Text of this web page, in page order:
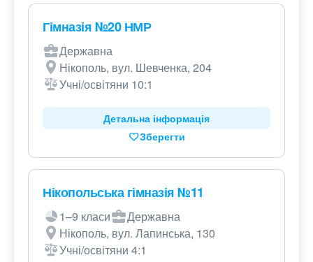
Гімназія №20 НМР
Державна
Нікополь, вул. Шевченка, 204
Учні/освітяни 10:1
Детальна інформація
Зберегти
Нікопольська гімназія №11
1–9 класи
Державна
Нікополь, вул. Лапинська, 130
Учні/освітяни 4:1